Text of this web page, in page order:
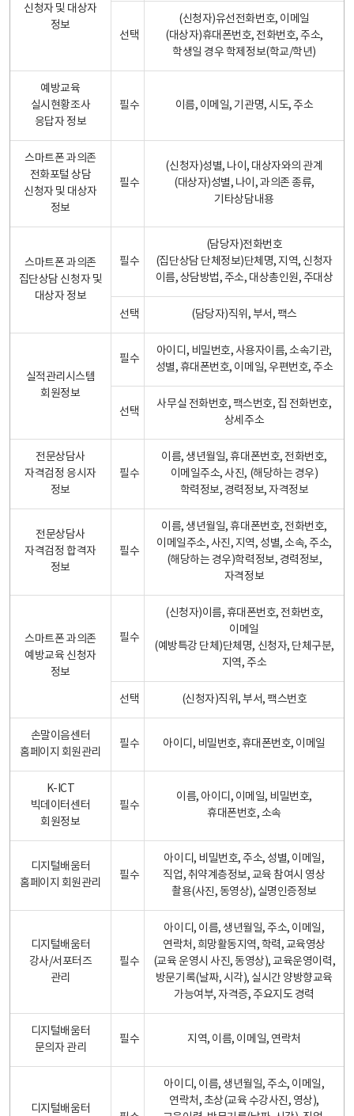
신청자 및 대상자
정보
선택
(신청자)유선전화번호, 이메일
(대상자)휴대폰번호, 전화번호, 주소,
학생일 경우 학제정보(학교/학년)
예방교육
실시현황조사
응답자 정보
필수 이름, 이메일, 기관명, 시도, 주소
스마트폰 과의존
전화포털 상담
신청자 및 대상자
정보
필수
(신청자)성별, 나이, 대상자와의 관계
(대상자)성별, 나이, 과의존 종류,
기타상담내용
스마트폰 과의존
집단상담 신청자 및
대상자 정보
필수
(담당자)전화번호
(집단상담 단체정보)단체명, 지역, 신청자
이름, 상담방법, 주소, 대상총인원, 주대상
선택 (담당자)직위, 부서, 팩스
실적관리시스템
회원정보
필수
아이디, 비밀번호, 사용자이름, 소속기관,
성별, 휴대폰번호, 이메일, 우편번호, 주소
선택
사무실 전화번호, 팩스번호, 집 전화번호,
상세주소
전문상담사
자격검정 응시자
정보
필수
이름, 생년월일, 휴대폰번호, 전화번호,
이메일주소, 사진, (해당하는 경우)
학력정보, 경력정보, 자격정보
전문상담사
자격검정 합격자
정보
필수
이름, 생년월일, 휴대폰번호, 전화번호,
이메일주소, 사진, 지역, 성별, 소속, 주소,
(해당하는 경우)학력정보, 경력정보,
자격정보
스마트폰 과의존
예방교육 신청자
정보
필수
(신청자)이름, 휴대폰번호, 전화번호,
이메일
(예방특강 단체)단체명, 신청자, 단체구분,
지역, 주소
선택 (신청자)직위, 부서, 팩스번호
손말이음센터
홈페이지 회원관리
필수 아이디, 비밀번호, 휴대폰번호, 이메일
K-ICT
빅데이터센터
회원정보
필수
이름, 아이디, 이메일, 비밀번호,
휴대폰번호, 소속
디지털배움터
홈페이지 회원관리
필수
아이디, 비밀번호, 주소, 성별, 이메일,
직업, 취약계층정보, 교육 참여시 영상
촬용(사진, 동영상), 실명인증정보
디지털배움터
강사/서포터즈
관리
필수
아이디, 이름, 생년월일, 주소, 이메일,
연락처, 희망활동지역, 학력, 교육영상
(교육 운영시 사진, 동영상), 교육운영이력,
방문기록(날짜, 시각), 실시간 양방향교육
가능여부, 자격증, 주요지도 경력
디지털배움터
문의자 관리
필수 지역, 이름, 이메일, 연락처
디지털배움터
아이디, 이름, 생년월일, 주소, 이메일,
연락처, 초상(교육 수강사진, 영상),